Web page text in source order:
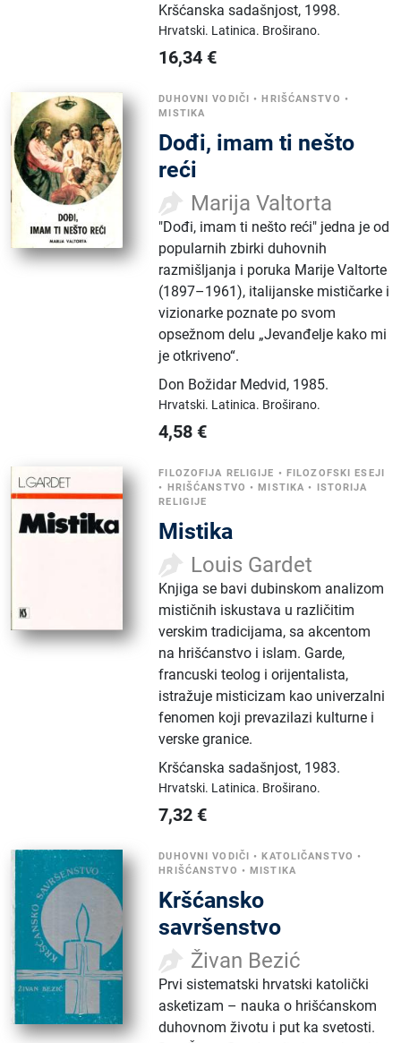
Kršćanska sadašnjost, 1998.
Hrvatski. Latinica. Broširano.
16,34 €
DUHOVNI VODIČI •HRIŠĆANSTVO •
MISTIKA
Dođi, imam ti nešto
reći
Marija Valtorta
"Dođi, imam ti nešto reći" jedna je od
popularnih zbirki duhovnih
razmišljanja i poruka Marije Valtorte
(1897–1961), italijanske mističarke i
vizionarke poznate po svom
opsežnom delu „Jevanđelje kako mi
je otkriveno“.
Don Božidar Medvid, 1985.
Hrvatski. Latinica. Broširano.
4,58 €
FILOZOFIJA RELIGIJE • FILOZOFSKI ESEJI
• HRIŠĆANSTVO •MISTIKA • ISTORIJA
RELIGIJE
Mistika
Louis Gardet
Knjiga se bavi dubinskom analizom
mističnih iskustava u različitim
verskim tradicijama, sa akcentom
na hrišćanstvo i islam. Garde,
francuski teolog i orijentalista,
istražuje misticizam kao univerzalni
fenomen koji prevazilazi kulturne i
verske granice.
Kršćanska sadašnjost, 1983.
Hrvatski. Latinica. Broširano.
7,32 €
DUHOVNI VODIČI •KATOLIČANSTVO •
HRIŠĆANSTVO •MISTIKA
Kršćansko
savršenstvo
Živan Bezić
Prvi sistematski hrvatski katolički
asketizam – nauka o hrišćanskom
duhovnom životu i put ka svetosti.